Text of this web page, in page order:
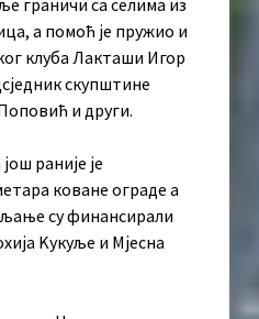
граничи са селима из
а помоћ је пружио и
клуба Лакташи Игор
скупштине
и други.
раније је
коване ограде а
су финансирали
Kукуље и Мјесна